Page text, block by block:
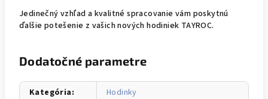
Jedinečný vzhľad a kvalitné spracovanie vám poskytnú
ďalšie potešenie z vašich nových hodiniek TAYROC.
Dodatočné parametre
Kategória:
Hodinky